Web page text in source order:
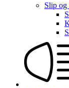
Slip